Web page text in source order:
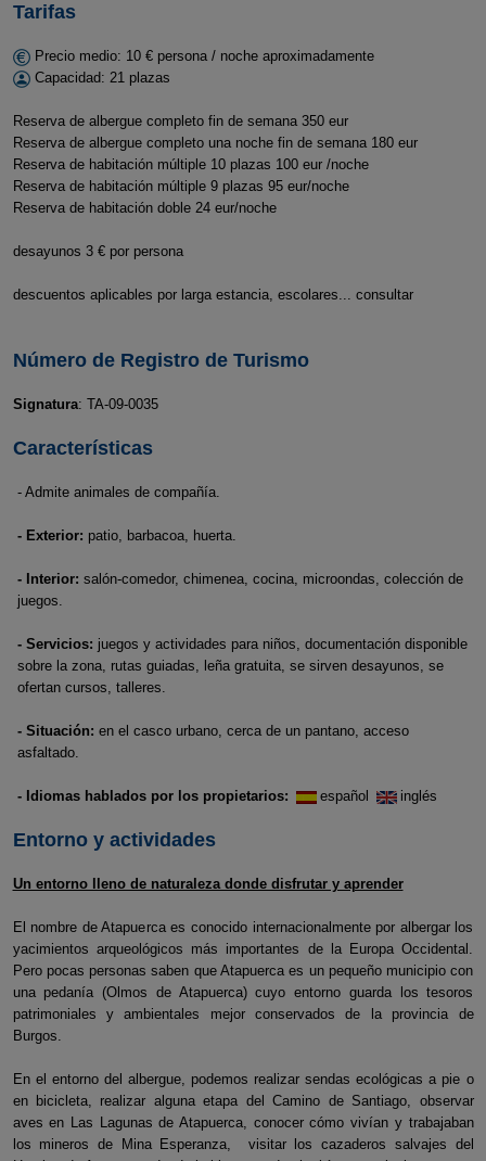
Tarifas
Precio medio: 10 € persona / noche aproximadamente
Capacidad: 21 plazas
Reserva de albergue completo fin de semana 350 eur
Reserva de albergue completo una noche fin de semana 180 eur
Reserva de habitación múltiple 10 plazas 100 eur /noche
Reserva de habitación múltiple 9 plazas 95 eur/noche
Reserva de habitación doble 24 eur/noche
desayunos 3 € por persona
descuentos aplicables por larga estancia, escolares... consultar
Número de Registro de Turismo
Signatura: TA-09-0035
Características
- Admite animales de compañía.
- Exterior: patio, barbacoa, huerta.
- Interior: salón-comedor, chimenea, cocina, microondas, colección de
juegos.
- Servicios: juegos y actividades para niños, documentación disponible
sobre la zona, rutas guiadas, leña gratuita, se sirven desayunos, se
ofertan cursos, talleres.
- Situación: en el casco urbano, cerca de un pantano, acceso
asfaltado.
- Idiomas hablados por los propietarios: español inglés
Entorno y actividades
Un entorno lleno de naturaleza donde disfrutar y aprender
El nombre de Atapuerca es conocido internacionalmente por albergar los
yacimientos arqueológicos más importantes de la Europa Occidental.
Pero pocas personas saben que Atapuerca es un pequeño municipio con
una pedanía (Olmos de Atapuerca) cuyo entorno guarda los tesoros
patrimoniales y ambientales mejor conservados de la provincia de
Burgos.
En el entorno del albergue, podemos realizar sendas ecológicas a pie o
en bicicleta, realizar alguna etapa del Camino de Santiago, observar
aves en Las Lagunas de Atapuerca, conocer cómo vivían y trabajaban
los mineros de Mina Esperanza, visitar los cazaderos salvajes del